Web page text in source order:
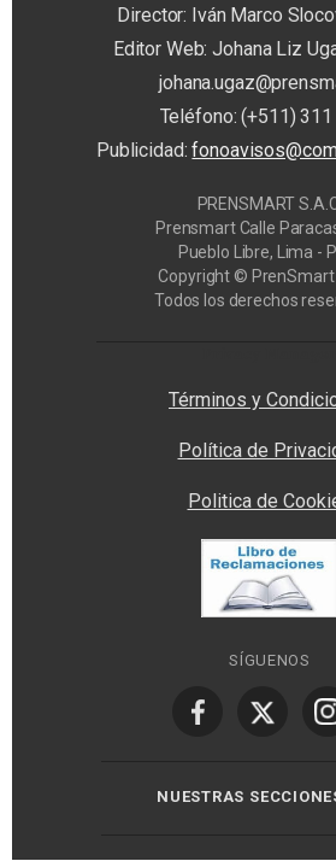
Director: Iván Marco
Editor Web: Johana Liz
Teléfono: (+511)
Publicidad:
PRENSMART
Prensmart Calle
Pueblo Libre, Lima -
Copyright © PrenSmart
Todos los derechos
Términos y
Política de
Politica de
SÍGUENOS
NUESTRAS